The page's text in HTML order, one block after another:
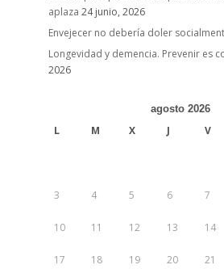
aplaza 24 junio, 2026
Envejecer no debería doler
Longevidad y demencia. Prevenir es
2026
agosto 2026
L M X J V
3 4 5 6 7
10 11 12 13 14
17 18 19 20 21